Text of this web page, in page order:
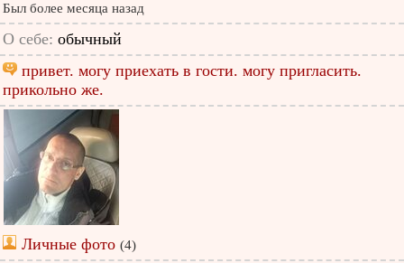
Был более месяца назад
О себе: обычный
привет. могу приехать в гости. могу пригласить.
прикольно же.
Личные фото (4)